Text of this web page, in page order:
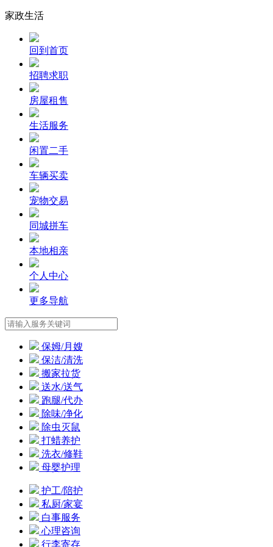
家政生活
回到首页
招聘求职
房屋租售
生活服务
闲置二手
车辆买卖
宠物交易
同城拼车
本地相亲
个人中心
更多导航
保姆/月嫂
保洁/清洗
搬家拉货
送水/送气
跑腿/代办
除味/净化
除虫灭鼠
打蜡养护
洗衣/修鞋
母婴护理
护工/陪护
私厨/家宴
白事服务
心理咨询
行李寄存